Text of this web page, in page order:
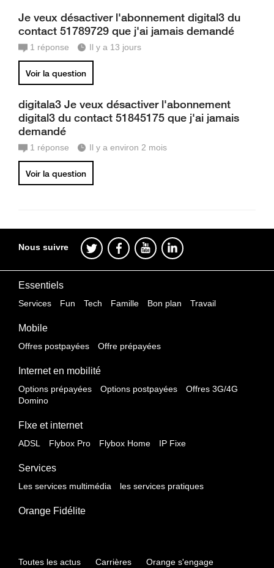
Je veux désactiver l'abonnement digital3 du
contact 51789729 que j'ai jamais demandé
1 réponse Il y a 13 jours
Voir la question
digitala3 Je veux désactiver l'abonnement
digital3 du contact 51845175 que j'ai jamais
demandé
1 réponse Il y a environ 2 mois
Voir la question
Nous suivre
Essentiels
Services Fun Tech Famille Bon plan Travail
Mobile
Offres postpayées Offre prépayées
Internet en mobilité
Options prépayées Options postpayées
Offres 3G/4G
Domino
FIxe et internet
ADSL Flybox Pro Flybox Home IP Fixe
Services
Les services multimédia les services pratiques
Orange Fidélite
Toutes les actus Carrières
Orange s'engage